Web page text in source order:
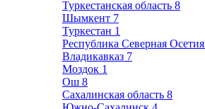
Туркестанская область 8
Шымкент 7
Туркестан 1
Республика Северная
Владикавказ 7
Моздок 1
Ош 8
Сахалинская область 8